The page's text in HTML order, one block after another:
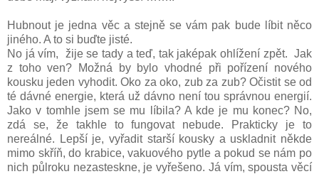
Hubnout je jedna věc a stejně se vám pak bude líbit něco
jiného. A to si buďte jisté.
No já vím, žije se tady a teď, tak jaképak ohlížení zpět. Jak
z toho ven? Možná by bylo vhodné při pořízení nového
kousku jeden vyhodit. Oko za oko, zub za zub? Očistit se od
té dávné energie, která už dávno není tou správnou energií.
Jako v tomhle jsem se mu líbila? A kde je mu konec? No,
zdá se, že takhle to fungovat nebude. Prakticky je to
nereálné. Lepší je, vyřadit starší kousky a uskladnit někde
mimo skříň, do krabice, vakuového pytle a pokud se nám po
nich půlroku nezasteskne, je vyřešeno. Já vím, spousta věcí